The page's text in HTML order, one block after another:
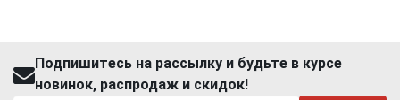
Подпишитесь на рассылку и будьте в курсе
новинок, распродаж и скидок!